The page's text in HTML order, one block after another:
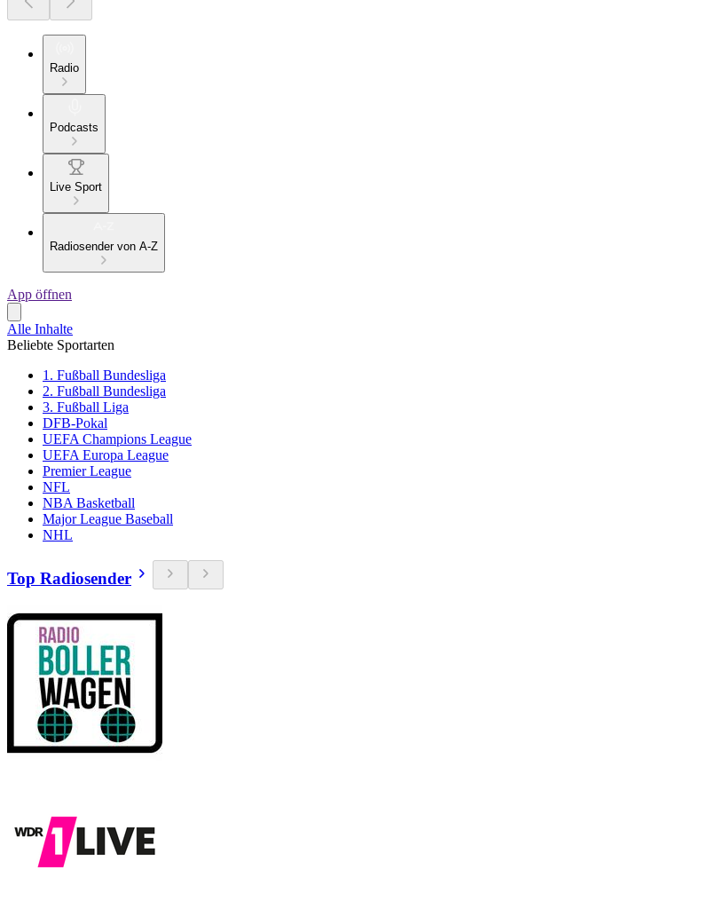
Radio
Podcasts
Live Sport
Radiosender von A-Z
App öffnen
Alle Inhalte
Beliebte Sportarten
1. Fußball Bundesliga
2. Fußball Bundesliga
3. Fußball Liga
DFB-Pokal
UEFA Champions League
UEFA Europa League
Premier League
NFL
NBA Basketball
Major League Baseball
NHL
Top Radiosender